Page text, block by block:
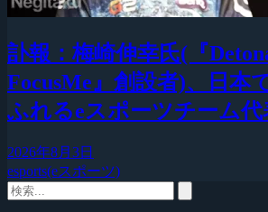
訃報：梅崎伸幸氏(『
FocusMe』創設者)、日本
ふれるeスポーツチーム代
2026年8月3日
esports(eスポーツ)